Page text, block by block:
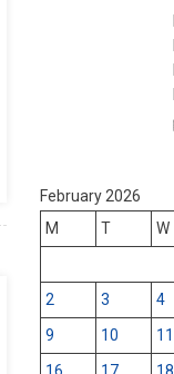
February 2026
M
T W
2
3 4
9
10 11